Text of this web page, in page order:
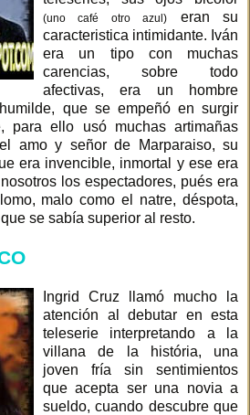
(uno café otro azul)
eran su
caracteristica intimidante. Iván
era un tipo con muchas
carencias, sobre todo
afectivas, era un hombre
que se empeñó en surgir
para ello usó muchas artimañas
amo y señor de Marparaiso, su
era invencible, inmortal y ese era
los espectadores, pués era
malo como el natre, déspota,
se sabía superior al resto.
Ingrid Cruz llamó mucho la
atención al debutar en esta
teleserie interpretando a la
villana de la história, una
joven fría sin sentimientos
que acepta ser una novia a
sueldo, cuando descubre que